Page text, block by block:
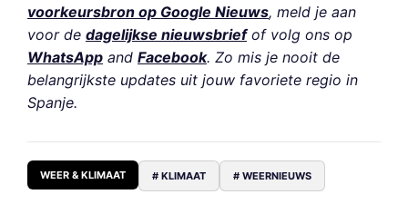
voorkeursbron op Google Nieuws, meld je aan
voor de dagelijkse nieuwsbriefof volg ons op
WhatsApp and Facebook. Zo mis je nooit de
belangrijkste updates uit jouw favoriete regio in
Spanje.
WEER & KLIMAAT # KLIMAAT # WEERNIEUWS